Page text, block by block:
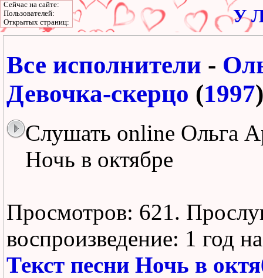
У
Все исполнители -
Девочка-скерцо (1997
Слушать online Ольга
Ночь в октябре
Просмотров: 621.
воспроизведение: 1 год
Текст песни Ночь в
Сейчас на сайте:
Пользователей:
Открытых страниц: